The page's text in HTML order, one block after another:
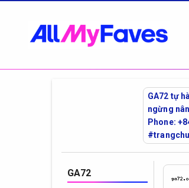
GA72 tự
ngừng
Phone:
GA72